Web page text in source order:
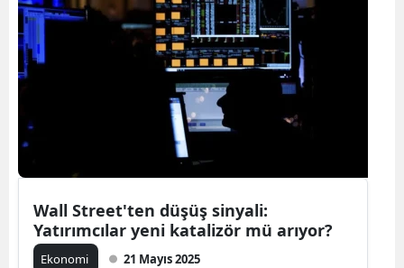
Wall Street'ten düşüş sinyali:
Yatırımcılar yeni katalizör mü arıyor?
Ekonomi 21 Mayıs 2025